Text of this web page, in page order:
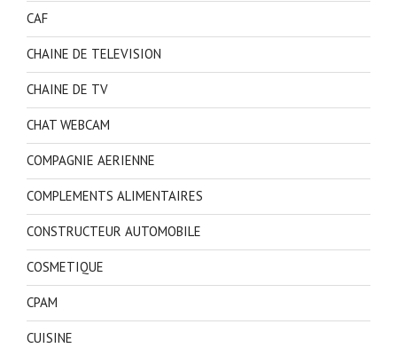
CAF
CHAINE DE TELEVISION
CHAINE DE TV
CHAT WEBCAM
COMPAGNIE AERIENNE
COMPLEMENTS ALIMENTAIRES
CONSTRUCTEUR AUTOMOBILE
COSMETIQUE
CPAM
CUISINE